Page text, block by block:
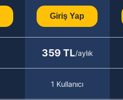
Giriş Yap
359 TL/aylık
1 Kullanıcı